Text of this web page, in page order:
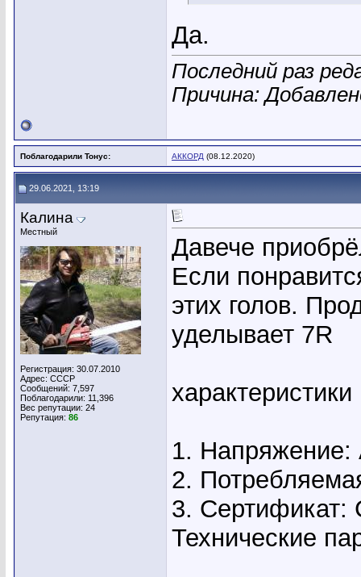
Да.
Последний раз
Причина:
Поблагодарили Тонус: АККОРД (08.12.2020)
29.06.2021, 13:19
Калина
Местный
Регистрация: 30.07.2010
Адрес: СССР
Сообщений: 7,597
Поблагодарили: 11,396
Вес репутации: 24
Репутация: 86
Давече
Если
этих голов.
уделывает 7R
характеристики
1. Напряжение:
2.
3. Сертификат:
Технические